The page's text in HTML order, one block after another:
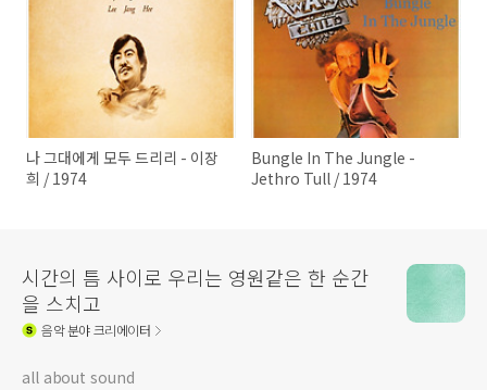
나 그대에게 모두 드리리 - 이장
희 / 1974
Bungle In The Jungle -
Jethro Tull / 1974
시간의 틈 사이로 우리는 영원같은 한 순간
을 스치고
음악분야 크리에이터
all about sound